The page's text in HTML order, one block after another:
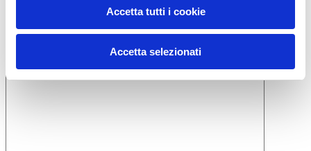
Accetta tutti i cookie
Accetta selezionati
crescita muscolare lentamassamassa muscolare
ADD COMMENT
Commento*